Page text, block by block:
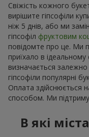
Свіжість кожного
вирішите гіпсофіли
ніж 5 днів, або ми
гіпсофіл фруктовим
повідомте про це. Ми
приїхало в ідеальному
визначається залежно
гіпсофіли популярні
Оплата здійснюється
способом. Ми
В які